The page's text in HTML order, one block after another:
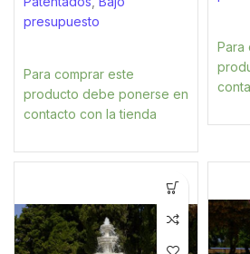
presupuesto
Para comprar este
producto debe ponerse en
contacto con la tienda
Para